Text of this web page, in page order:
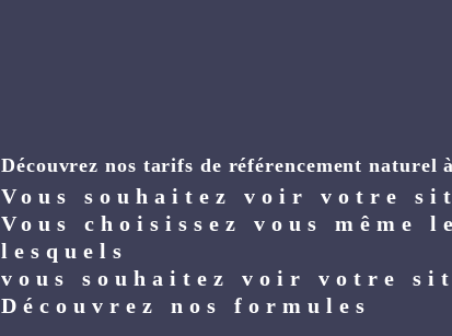
Découvrez nos tarifs de référencement naturel
Vous souhaitez voir votre
Vous choisissez vous même
lesquels
vous souhaitez voir votre
Découvrez nos formules